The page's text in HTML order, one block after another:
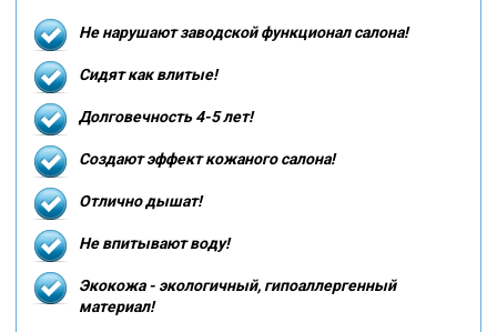
Не нарушают заводской функционал салона!
Сидят как влитые!
Долговечность 4-5 лет!
Создают эффект кожаного салона!
Отлично дышат!
Не впитывают воду!
Экокожа - экологичный, гипоаллергенный
материал!